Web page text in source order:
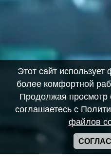
Этот сайт
более комфортной
Продолжая просмотр
соглашаетесь с
файлов